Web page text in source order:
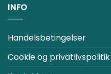
Cookie og privatlivspolitik
Kontakt os
Fortrydelsesret